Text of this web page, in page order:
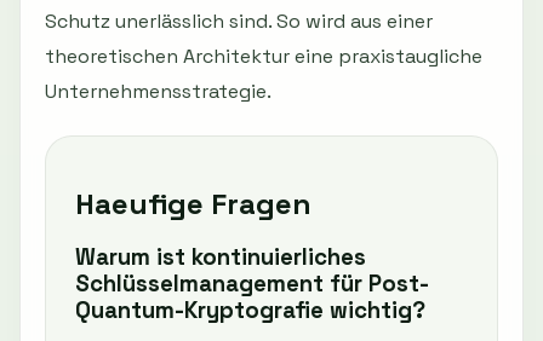
Schutz unerlässlich sind. So wird aus einer
theoretischen Architektur eine praxistaugliche
Unternehmensstrategie.
Haeufige Fragen
Warum ist kontinuierliches
Schlüsselmanagement für Post-
Quantum-Kryptografie wichtig?